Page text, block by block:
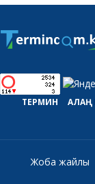
ТЕРМИН АЛАҢ
Жоба жайлы